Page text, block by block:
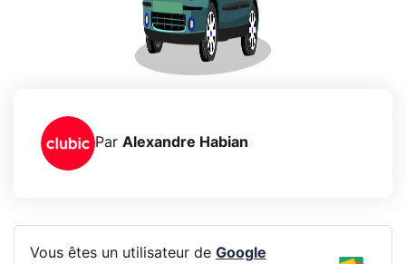
Par Alexandre Habian
Vous êtes un utilisateur de Google